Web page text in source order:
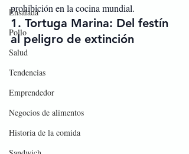
Ensalada
Pollo
Salud
Tendencias
Emprendedor
Negocios de alimentos
Historia de la comida
prohibición en la cocina mundial.
1. Tortuga Marina: Del festín
al peligro de extinción